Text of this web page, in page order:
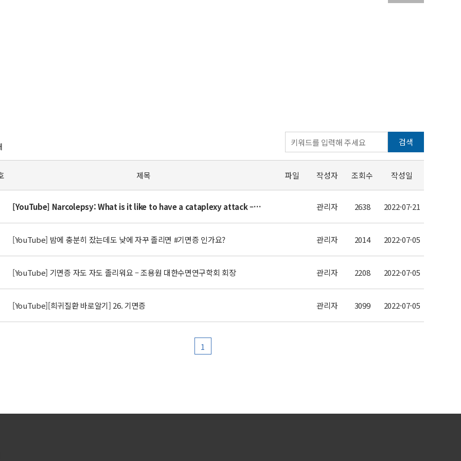
검색
제목 파일 작성자 조회수 작성일
[YouTube] Narcolepsy: What is it like to have a cataplexy attack – BBC News – 관리자 2638 2022-07-21
[YouTube] 밤에 충분히 잤는데도 낮에 자꾸 졸리면 #기면증 인가요? 관리자 2014 2022-07-05
[YouTube] 기면증 자도 자도 졸리워요 – 조용원 대한수면연구학회 회장 관리자 2208 2022-07-05
[YouTube][희귀질환 바로알기] 26. 기면증 관리자 3099 2022-07-05
1